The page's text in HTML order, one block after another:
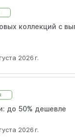
коллекций с
2026 г.
до 50% дешевле
2026 г.